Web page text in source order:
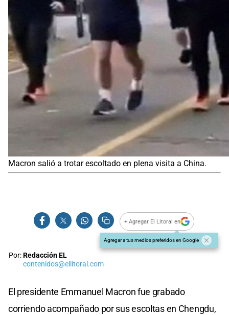
Macron salió a trotar escoltado en plena visita a China.
+ Agregar El Litoral en
Agregar a tus medios preferidos en Google
Por:Redacción EL
contenidos@ellitoral.com
El presidente Emmanuel Macron fue grabado
corriendo acompañado por sus escoltas en Chengdu,